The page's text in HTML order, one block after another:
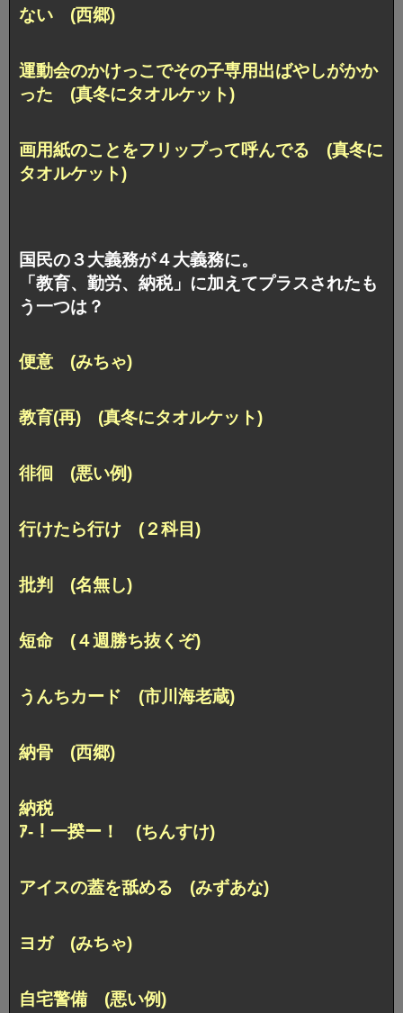
ない (西郷)
運動会のかけっこでその子専用出ばやしがかか
った (真冬にタオルケット)
画用紙のことをフリップって呼んでる (真冬に
タオルケット)
国民の３大義務が４大義務に。
「教育、勤労、納税」に加えてプラスされたも
う一つは？
便意 (みちゃ)
教育(再) (真冬にタオルケット)
徘徊 (悪い例)
行けたら行け (２科目)
批判 (名無し)
短命 (４週勝ち抜くぞ)
うんちカード (市川海老蔵)
納骨 (西郷)
納税
ｱ-！一揆ー！ (ちんすけ)
アイスの蓋を舐める (みずあな)
ヨガ (みちゃ)
自宅警備 (悪い例)